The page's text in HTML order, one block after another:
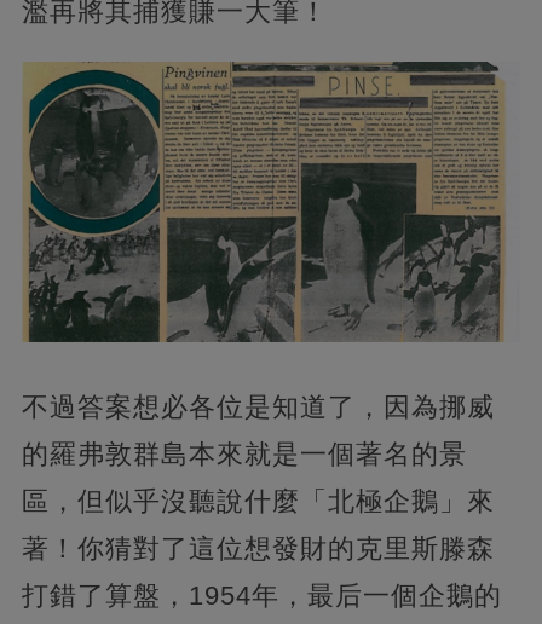
濫再將其捕獲賺一大筆！
不過答案想必各位是知道了，因為挪威
的羅弗敦群島本來就是一個著名的景
區，但似乎沒聽說什麼「北極企鵝」來
著！你猜對了這位想發財的克里斯滕森
打錯了算盤，1954年，最后一個企鵝的